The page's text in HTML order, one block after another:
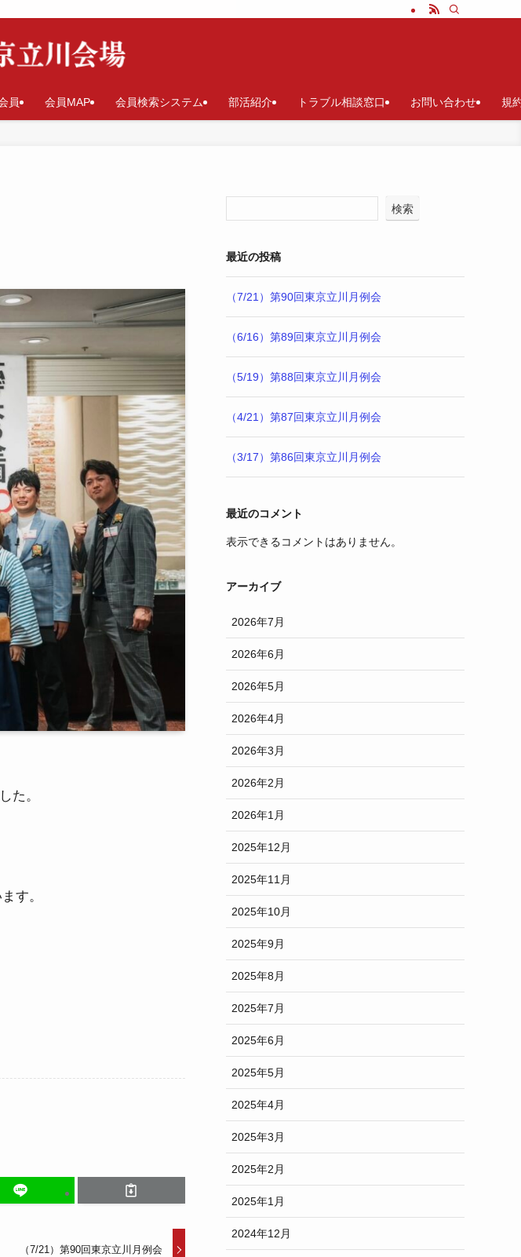
員 会員MAP 会員検索システム 部活紹介 トラブル相談窓口 お問い合わせ 規
た。
す。
（7/21）第90回東京立川月例会
検索
最近の投稿
（7/21）第90回東京立川月例会
（6/16）第89回東京立川月例会
（5/19）第88回東京立川月例会
（4/21）第87回東京立川月例会
（3/17）第86回東京立川月例会
最近のコメント
表示できるコメントはありません。
アーカイブ
2026年7月
2026年6月
2026年5月
2026年4月
2026年3月
2026年2月
2026年1月
2025年12月
2025年11月
2025年10月
2025年9月
2025年8月
2025年7月
2025年6月
2025年5月
2025年4月
2025年3月
2025年2月
2025年1月
2024年12月